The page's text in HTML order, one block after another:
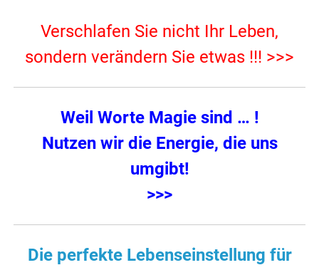
Verschlafen Sie nicht Ihr Leben,
sondern verändern Sie etwas !!! >>>
Weil Worte Magie sind … !
Nutzen wir die Energie, die uns
umgibt!
>>>
Die perfekte Lebenseinstellung für